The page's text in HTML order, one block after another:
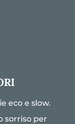
eco e slow.
sorriso per